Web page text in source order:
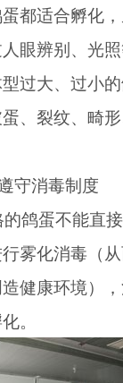
都适合孵化
眼辨别、光
过大、过小
、裂纹、畸
消毒制度
蛋不能直接
雾化消毒（
健康环境）
。